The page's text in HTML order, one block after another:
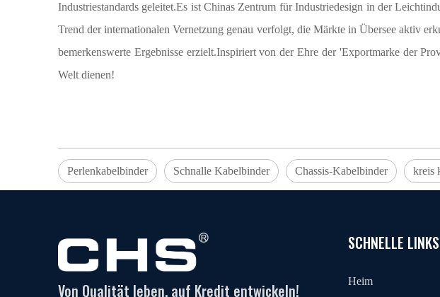
Industriestandards geleitet.Es ist Chinas Zentrum für Industriedesign in der
Trend der internationalen Vernetzung genau verfolgt, die Märkte in Übersee aktiv
bemerkenswerte Ergebnisse erzielt.Inspiriert von der Ehre der 'Exportmarke der
Welt dienen!
Perlenkabelbinder Schnalle Kabelbinder Chassis-Kabelbinder kreis
Von Qualität leben, auf Kredit entwickeln!
SCHNELLE LINKS
Heim